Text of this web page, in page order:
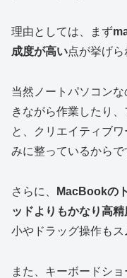
理由としては、まず
成度が高い点が挙げら
当然ノートパソコン
きながら作業したり
と、クリエイティブ
みに整っているからで
さらに、
MacBookの
ッドよりもかなり高精
小やドラッグ操作もス
また、キーボードシ